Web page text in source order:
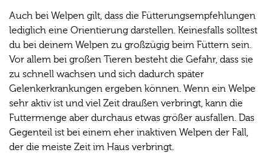
Auch bei Welpen gilt, dass die Fütterungsempfehlungen
lediglich eine Orientierung darstellen. Keinesfalls solltest
du bei deinem Welpen zu großzügig beim Füttern sein.
Vor allem bei großen Tieren besteht die Gefahr, dass sie
zu schnell wachsen und sich dadurch später
Gelenkerkrankungen ergeben können. Wenn ein Welpe
sehr aktiv ist und viel Zeit draußen verbringt, kann die
Futtermenge aber durchaus etwas größer ausfallen. Das
Gegenteil ist bei einem eher inaktiven Welpen der Fall,
der die meiste Zeit im Haus verbringt.